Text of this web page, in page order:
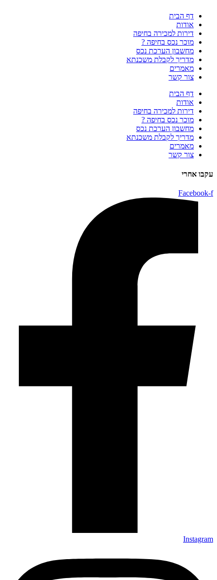
דף הבית
אודות
דירות למכירה בחיפה
מוכר נכס בחיפה ?
מחשבון הערכת נכס
מדריך לקבלת משכנתא
מאמרים
צור קשר
דף הבית
אודות
דירות למכירה בחיפה
מוכר נכס בחיפה ?
מחשבון הערכת נכס
מדריך לקבלת משכנתא
מאמרים
צור קשר
עקבו אחרי
Facebook-f
Instagram